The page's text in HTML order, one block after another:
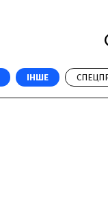
ІНШЕ